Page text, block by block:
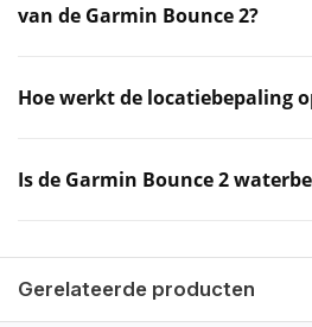
van de Garmin Bounce 2?
Hoe werkt de locatiebepaling
Is de Garmin Bounce 2
Gerelateerde producten